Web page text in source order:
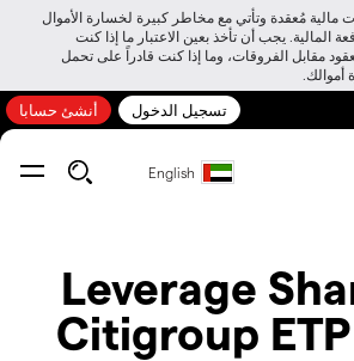
مالية مُعقدة وتأتي مع مخاطر كبيرة لخسارة الأموال
يجب أن تأخذ بعين الاعتبار ما إذا كنت
مقابل الفروقات، وما إذا كنت قادراً على تحمل
أموالك.
تسجيل الدخول أنشئ حسابا
English
Leverage
Citigroup